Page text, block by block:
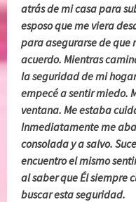
atrás de mi casa para
esposo que me viera
para asegurarse de que
acuerdo. Mientras
la seguridad de mi
empecé a sentir miedo.
ventana. Me estaba
Inmediatamente me
consolada y a salvo.
encuentro el mismo
al saber que Él siempre
buscar esta seguridad.